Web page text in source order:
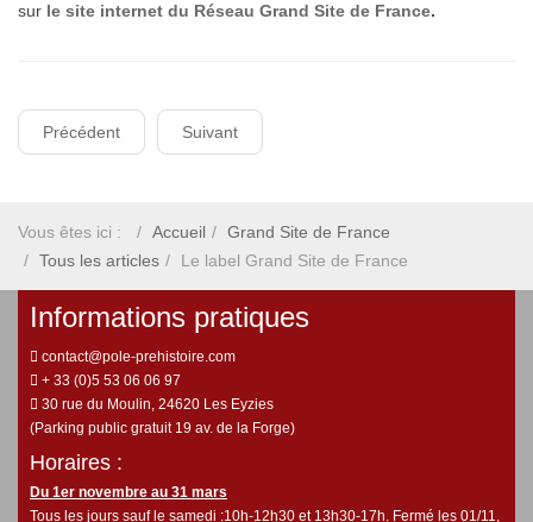
sur le site internet du Réseau Grand Site de France.
Précédent Suivant
Vous êtes ici : Accueil
Grand Site de France
Tous les articles
Le label Grand Site de France
Informations pratiques
contact@pole-prehistoire.com
+ 33 (0)5 53 06 06 97
30 rue du Moulin, 24620 Les Eyzies
(Parking public gratuit 19 av. de la Forge)
Horaires :
Du 1er novembre au 31 mars
Tous les jours sauf le samedi :10h-12h30 et 13h30-17h. Fermé les 01/11,